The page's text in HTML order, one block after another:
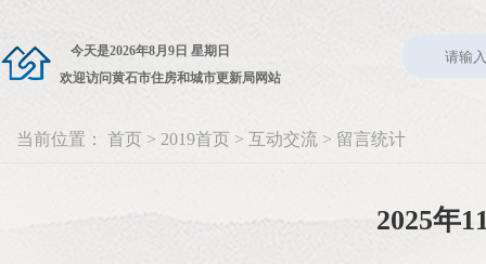
今天是2026年8月9日 星期日
欢迎访问黄石市住房和城市更新局网站
当前位置： 首页 > 2019首页 > 互动交流 > 留言统计
2025年